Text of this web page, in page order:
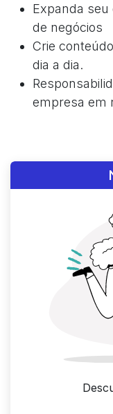
Expanda
de negócios
Crie
dia a dia.
empresa em